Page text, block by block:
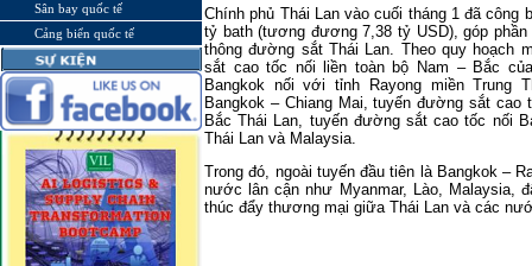
Sân bay quốc tế
Cảng biển quốc tế
Chính phủ Thái Lan vào cuối tháng 1 đã
tỷ bath (tương đương 7,38 tỷ USD), góp
thông đường sắt Thái Lan. Theo quy hoạch
sắt cao tốc nối liền toàn bộ Nam – Bắc
Bangkok nối với tỉnh Rayong miền Trung
Bangkok – Chiang Mai, tuyến đường sắt
Bắc Thái Lan, tuyến đường sắt cao tốc nối
Thái Lan và Malaysia.
Trong đó, ngoài tuyến đầu tiên là Bangkok –
nước lân cận như Myanmar, Lào, Malaysia,
thúc đẩy thương mại giữa Thái Lan và các